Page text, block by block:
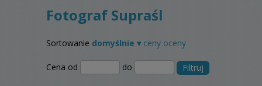
Fotograf Supraśl
Sortowanie domyślnie ▾ ceny oceny
Cena od do Filtruj